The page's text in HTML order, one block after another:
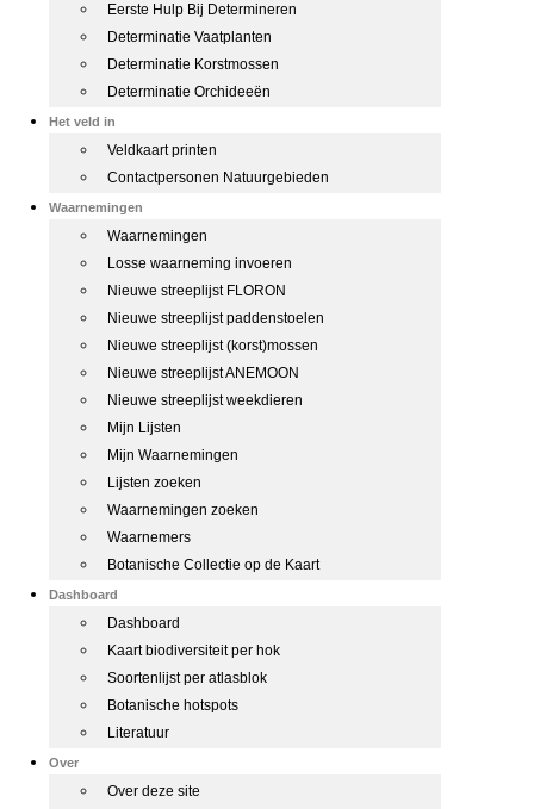
Eerste Hulp Bij Determineren
Determinatie Vaatplanten
Determinatie Korstmossen
Determinatie Orchideeën
Het veld in
Veldkaart printen
Contactpersonen Natuurgebieden
Waarnemingen
Waarnemingen
Losse waarneming invoeren
Nieuwe streeplijst FLORON
Nieuwe streeplijst paddenstoelen
Nieuwe streeplijst (korst)mossen
Nieuwe streeplijst ANEMOON
Nieuwe streeplijst weekdieren
Mijn Lijsten
Mijn Waarnemingen
Lijsten zoeken
Waarnemingen zoeken
Waarnemers
Botanische Collectie op de Kaart
Dashboard
Dashboard
Kaart biodiversiteit per hok
Soortenlijst per atlasblok
Botanische hotspots
Literatuur
Over
Over deze site